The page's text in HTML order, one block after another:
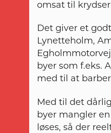
omsat til
Det giver et
Lynetteholm,
byer som f.eks.
med til at
Med til det
byer mangler
løses, så der